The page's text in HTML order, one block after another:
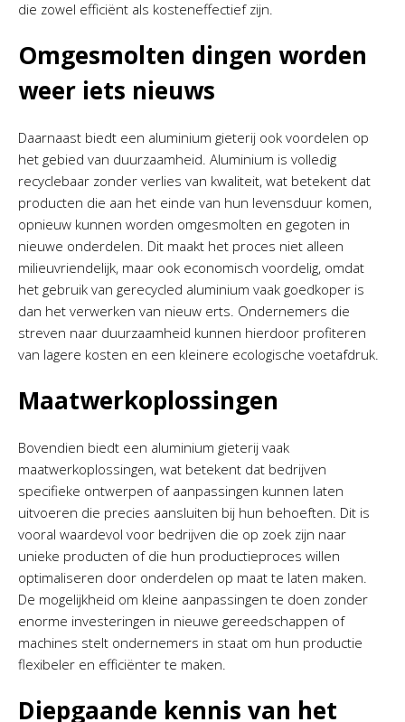
die zowel efficiënt als kosteneffectief zijn.
Omgesmolten dingen worden
weer iets nieuws
Daarnaast biedt een aluminium gieterij ook voordelen op
het gebied van duurzaamheid. Aluminium is volledig
recyclebaar zonder verlies van kwaliteit, wat betekent dat
producten die aan het einde van hun levensduur komen,
opnieuw kunnen worden omgesmolten en gegoten in
nieuwe onderdelen. Dit maakt het proces niet alleen
milieuvriendelijk, maar ook economisch voordelig, omdat
het gebruik van gerecycled aluminium vaak goedkoper is
dan het verwerken van nieuw erts. Ondernemers die
streven naar duurzaamheid kunnen hierdoor profiteren
van lagere kosten en een kleinere ecologische voetafdruk.
Maatwerkoplossingen
Bovendien biedt een aluminium gieterij vaak
maatwerkoplossingen, wat betekent dat bedrijven
specifieke ontwerpen of aanpassingen kunnen laten
uitvoeren die precies aansluiten bij hun behoeften. Dit is
vooral waardevol voor bedrijven die op zoek zijn naar
unieke producten of die hun productieproces willen
optimaliseren door onderdelen op maat te laten maken.
De mogelijkheid om kleine aanpassingen te doen zonder
enorme investeringen in nieuwe gereedschappen of
machines stelt ondernemers in staat om hun productie
flexibeler en efficiënter te maken.
Diepgaande kennis van het